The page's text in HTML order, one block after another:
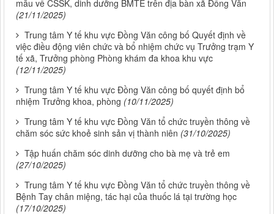
mẫu về CSSK, dinh dưỡng BMTE trên địa bàn xã Đồng Văn
(21/11/2025)
Trung tâm Y tế khu vực Đồng Văn công bố Quyết định về
việc điều động viên chức và bổ nhiệm chức vụ Trưởng trạm Y
tế xã, Trưởng phòng Phòng khám đa khoa khu vực
(12/11/2025)
Trung tâm Y tế khu vực Đồng Văn công bố quyết định bổ
nhiệm Trưởng khoa, phòng (10/11/2025)
Trung tâm Y tế khu vực Đồng Văn tổ chức truyền thông về
chăm sóc sức khoẻ sinh sản vị thành niên (31/10/2025)
Tập huấn chăm sóc dinh dưỡng cho bà mẹ và trẻ em
(27/10/2025)
Trung tâm Y tế khu vực Đồng Văn tổ chức truyền thông về
Bệnh Tay chân miệng, tác hại của thuốc lá tại trường học
(17/10/2025)